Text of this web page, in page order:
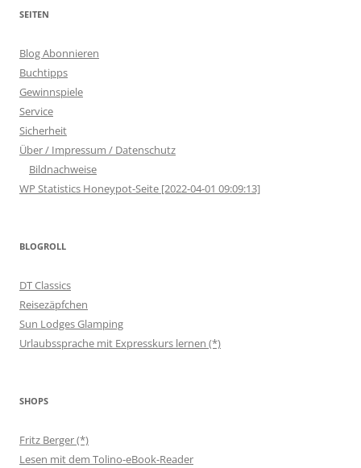
SEITEN
Blog Abonnieren
Buchtipps
Gewinnspiele
Service
Sicherheit
Über / Impressum / Datenschutz
Bildnachweise
WP Statistics Honeypot-Seite [2022-04-01 09:09:13]
BLOGROLL
DT Classics
Reisezäpfchen
Sun Lodges Glamping
Urlaubssprache mit Expresskurs lernen (*)
SHOPS
Fritz Berger (*)
Lesen mit dem Tolino-eBook-Reader